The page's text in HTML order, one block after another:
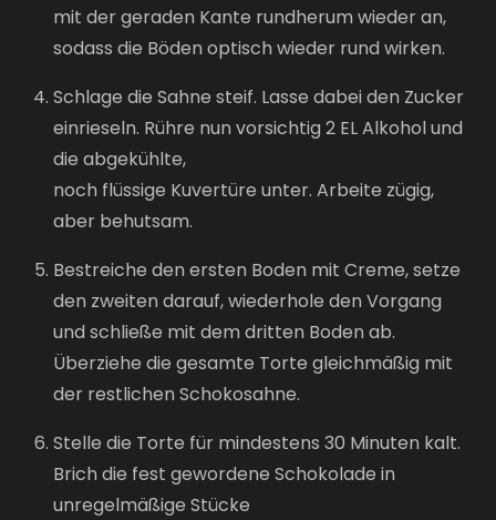
mit der geraden Kante rundherum wieder an,
sodass die Böden optisch wieder rund wirken.
Schlage die Sahne steif. Lasse dabei den Zucker
einrieseln. Rühre nun vorsichtig 2 EL Alkohol und
die abgekühlte,
noch flüssige Kuvertüre unter. Arbeite zügig,
aber behutsam.
Bestreiche den ersten Boden mit Creme, setze
den zweiten darauf, wiederhole den Vorgang
und schließe mit dem dritten Boden ab.
Überziehe die gesamte Torte gleichmäßig mit
der restlichen Schokosahne.
Stelle die Torte für mindestens 30 Minuten kalt.
Brich die fest gewordene Schokolade in
unregelmäßige Stücke